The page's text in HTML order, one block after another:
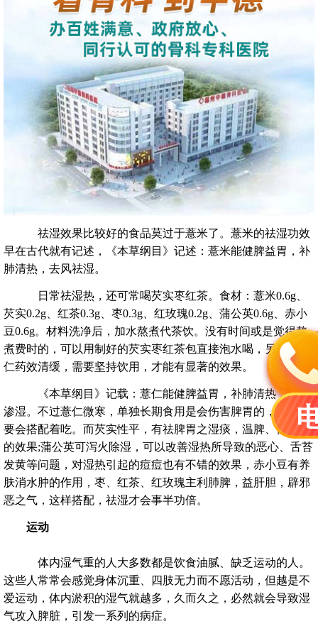
祛湿效果比较好的食品莫过于薏米了。薏米的祛湿功效
早在古代就有记述，《本草纲目》记述：薏米能健脾益胃，补
肺清热，去风祛湿。
日常祛湿热，还可常喝芡实枣红茶。食材：薏米0.6g、
芡实0.2g、红茶0.3g、枣0.3g、红玫瑰0.2g、蒲公英0.6g、赤小
豆0.6g。材料洗净后，加水熬煮代茶饮。没有时间或是觉得熬
煮费时的，可以用制好的芡实枣红茶包直接泡水喝，另外，薏
仁药效清缓，需要坚持饮用，才能有显著的效果。
《本草纲目》记载：薏仁能健脾益胃，补肺清热，去风
渗湿。不过薏仁微寒，单独长期食用是会伤害脾胃的，所以，
要会搭配着吃。而芡实性平，有祛脾胃之湿痰，温脾、保胃气
的效果;蒲公英可泻火除湿，可以改善湿热所导致的恶心、舌苔
发黄等问题，对湿热引起的痘痘也有不错的效果，赤小豆有养
肤消水肿的作用，枣、红茶、红玫瑰主利肺脾，益肝胆，辟邪
恶之气，这样搭配，祛湿才会事半功倍。
运动
体内湿气重的人大多数都是饮食油腻、缺乏运动的人。
这些人常常会感觉身体沉重、四肢无力而不愿活动，但越是不
爱运动，体内淤积的湿气就越多，久而久之，必然就会导致湿
气攻入脾脏，引发一系列的病症。